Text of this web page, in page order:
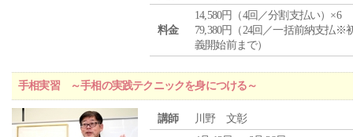
料金
14,580円（4回／分割支払い）×6
79,380円（24回／一括前納支払※
義開始前まで）
手相実習 ～手相の実践テクニックを身につける～
講師 川野 文彰